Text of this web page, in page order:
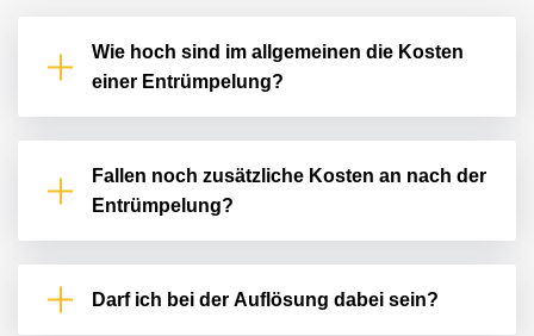
zufrieden und kann sie jeden wirklich jeden
weiterempfehlen"
Wie hoch sind im allgemeinen die Kosten
einer Entrümpelung?
Fallen noch zusätzliche Kosten an nach der
Entrümpelung?
Darf ich bei der Auflösung dabei sein?